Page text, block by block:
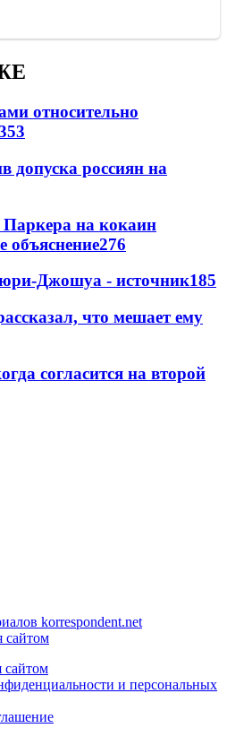
относительно
допуска россиян на
на кокаин
объяснение276
Джошуа - источник185
что мешает ему
согласится на второй
korrespondent.net
сайтом
сайтом
и персональных